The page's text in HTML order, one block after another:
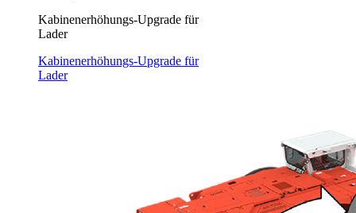
Kabinenerhöhungs-Upgrade für
Lader
Kabinenerhöhungs-Upgrade für
Lader